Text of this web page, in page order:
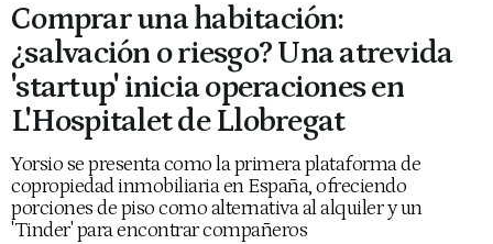
Comprar una habitación:
¿salvación o riesgo? Una atrevida
'startup' inicia operaciones en
L'Hospitalet de Llobregat
Yorsio se presenta como la primera plataforma de
copropiedad inmobiliaria en España, ofreciendo
porciones de piso como alternativa al alquiler y un
'Tinder' para encontrar compañeros